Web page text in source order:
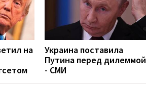
на
Украина поставила
Путина перед дилеммой
- СМИ